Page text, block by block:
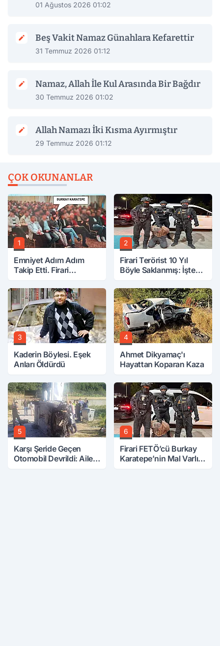
01 Ağustos 2026 01:02
Beş Vakit Namaz Günahlara Kefarettir
31 Temmuz 2026 01:12
Namaz, Allah İle Kul Arasında Bir Bağdır
30 Temmuz 2026 01:02
Allah Namazı İki Kısma Ayırmıştır
29 Temmuz 2026 01:12
ÇOK OKUNANLAR
1
Emniyet Adım Adım
Takip Etti. Firari
Toplantıda Ele Verdi.
2
Firari Terörist 10 Yıl
Böyle Saklanmış: İşte
3
Kaderin Böylesi. Eşek
Arıları Öldürdü
4
Ahmet Dikyamaç'ı
Hayattan Koparan Kaza
5
Karşı Şeride Geçen
Otomobil Devrildi: Aile
6
Firari FETÖ’cü Burkay
Karatepe’nin Mal Varlığı